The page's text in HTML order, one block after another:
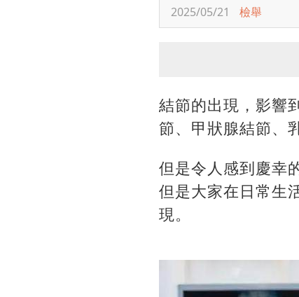
2025/05/21 檢舉
結節的出現，影響
節、甲狀腺結節、
但是令人感到慶幸
但是大家在日常生
現。